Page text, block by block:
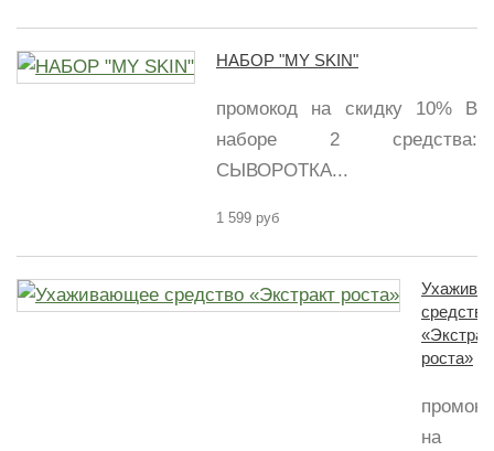
НАБОР "MY SKIN"
промокод на скидку 10% В
наборе 2 средства:
СЫВОРОТКА...
1 599 руб
средство
роста»
на